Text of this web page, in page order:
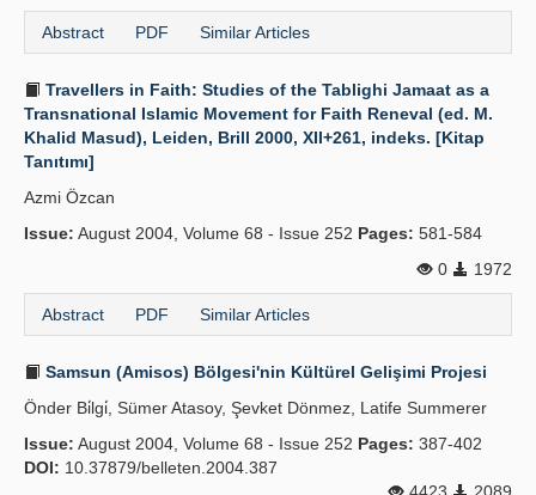
Abstract PDF Similar Articles
Travellers in Faith: Studies of the Tablighi Jamaat as a
Transnational Islamic Movement for Faith Reneval (ed. M.
Khalid Masud), Leiden, Brill 2000, XII+261, indeks. [Kitap
Tanıtımı]
Azmi Özcan
Issue: August 2004, Volume 68 - Issue 252 Pages: 581-584
0
1972
Abstract PDF Similar Articles
Samsun (Amisos) Bölgesi'nin Kültürel Gelişimi Projesi
Önder Bi̇lgi̇, Sümer Atasoy, Şevket Dönmez, Latife Summerer
Issue: August 2004, Volume 68 - Issue 252 Pages: 387-402
DOI: 10.37879/belleten.2004.387